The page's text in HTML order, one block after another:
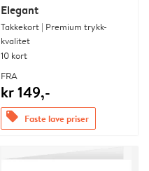
Elegant
Takkekort | Premium trykk-
kvalitet
10 kort
FRA
kr 149,-
offers Faste lave priser